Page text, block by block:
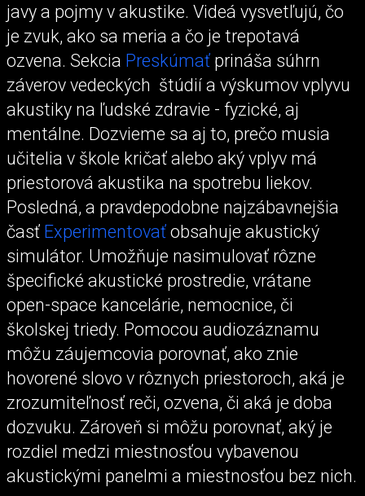
javy a pojmy v akustike. Videá vysvetľujú, čo
je zvuk, ako sa meria a čo je trepotavá
ozvena. Sekcia Preskúmať prináša súhrn
záverov vedeckých štúdií a výskumov vplyvu
akustiky na ľudské zdravie - fyzické, aj
mentálne. Dozvieme sa aj to, prečo musia
učitelia v škole kričať alebo aký vplyv má
priestorová akustika na spotrebu liekov.
Posledná, a pravdepodobne najzábavnejšia
časť Experimentovať obsahuje akustický
simulátor. Umožňuje nasimulovať rôzne
špecifické akustické prostredie, vrátane
open-space kancelárie, nemocnice, či
školskej triedy. Pomocou audiozáznamu
môžu záujemcovia porovnať, ako znie
hovorené slovo v rôznych priestoroch, aká je
zrozumiteľnosť reči, ozvena, či aká je doba
dozvuku. Zároveň si môžu porovnať, aký je
rozdiel medzi miestnosťou vybavenou
akustickými panelmi a miestnosťou bez nich.